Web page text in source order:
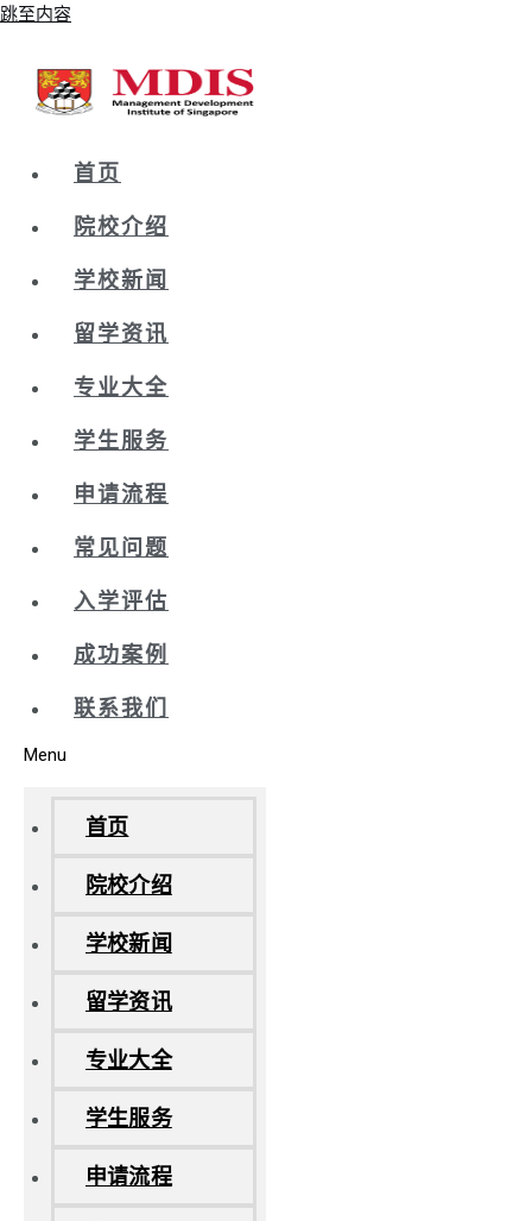
跳至内容
首页
院校介绍
学校新闻
留学资讯
专业大全
学生服务
申请流程
常见问题
入学评估
成功案例
联系我们
Menu
首页
院校介绍
学校新闻
留学资讯
专业大全
学生服务
申请流程